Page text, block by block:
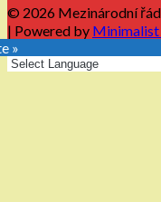
© 2026 Mezinárodní
| Powered by
»